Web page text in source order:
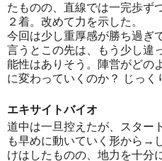
たものの、直線では一完歩ず
２着。改めて力を示した。
今回は少し重厚感が勝ち過ぎ
言うとこの先は、もう少し違
能性はありそう。陣営がどの
に変わっていくのか？ じっく
エキサイトバイオ
道中は一旦控えたが、スター
も早めに動いていく形から→
けはしたものの、地力を十分